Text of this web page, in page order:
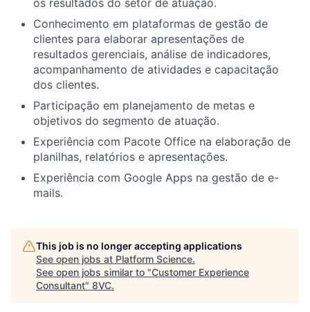
os resultados do setor de atuação.
Conhecimento em plataformas de gestão de
clientes para elaborar apresentações de
resultados gerenciais, análise de indicadores,
acompanhamento de atividades e capacitação
dos clientes.
Participação em planejamento de metas e
objetivos do segmento de atuação.
Experiência com Pacote Office na elaboração de
planilhas, relatórios e apresentações.
Experiência com Google Apps na gestão de e-
mails.
This job is no longer accepting applications
See open jobs at Platform Science.
See open jobs similar to "Customer Experience
Consultant" 8VC.